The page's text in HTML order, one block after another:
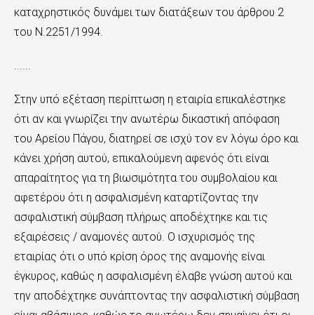
καταχρηστικός δυνάμει των διατάξεων του άρθρου 2
του Ν.2251/1994.
......
Στην υπό εξέταση περίπτωση η εταιρία επικαλέστηκε
ότι αν και γνωρίζει την ανωτέρω δικαστική απόφαση
του Αρείου Πάγου, διατηρεί σε ισχύ τον εν λόγω όρο και
κάνει χρήση αυτού, επικαλούμενη αφενός ότι είναι
απαραίτητος για τη βιωσιμότητα του συμβολαίου και
αφετέρου ότι η ασφαλισμένη καταρτίζοντας την
ασφαλιστική σύμβαση πλήρως αποδέχτηκε και τις
εξαιρέσεις / αναμονές αυτού. Ο ισχυρισμός της
εταιρίας ότι ο υπό κρίση όρος της αναμονής είναι
έγκυρος, καθώς η ασφαλισμένη έλαβε γνώση αυτού και
την αποδέχτηκε συνάπτοντας την ασφαλιστική σύμβαση